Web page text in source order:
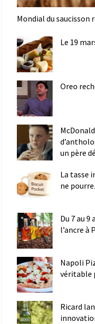
Mondial du saucisson
Le 19
Oreo
un père
La tasse
ne
Du 7 au
l’ancre à
Napoli
véritable
Ricard